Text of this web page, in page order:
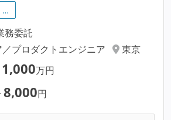
…
務委託
プロダクトエンジニア
東京
1,000万円
8,000円